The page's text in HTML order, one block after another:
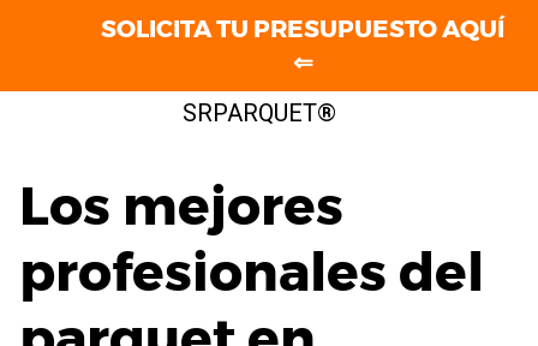
SRPARQUET®
Los mejores
profesionales del
SOLICITA TU PRESUPUESTO AQUÍ
⇐